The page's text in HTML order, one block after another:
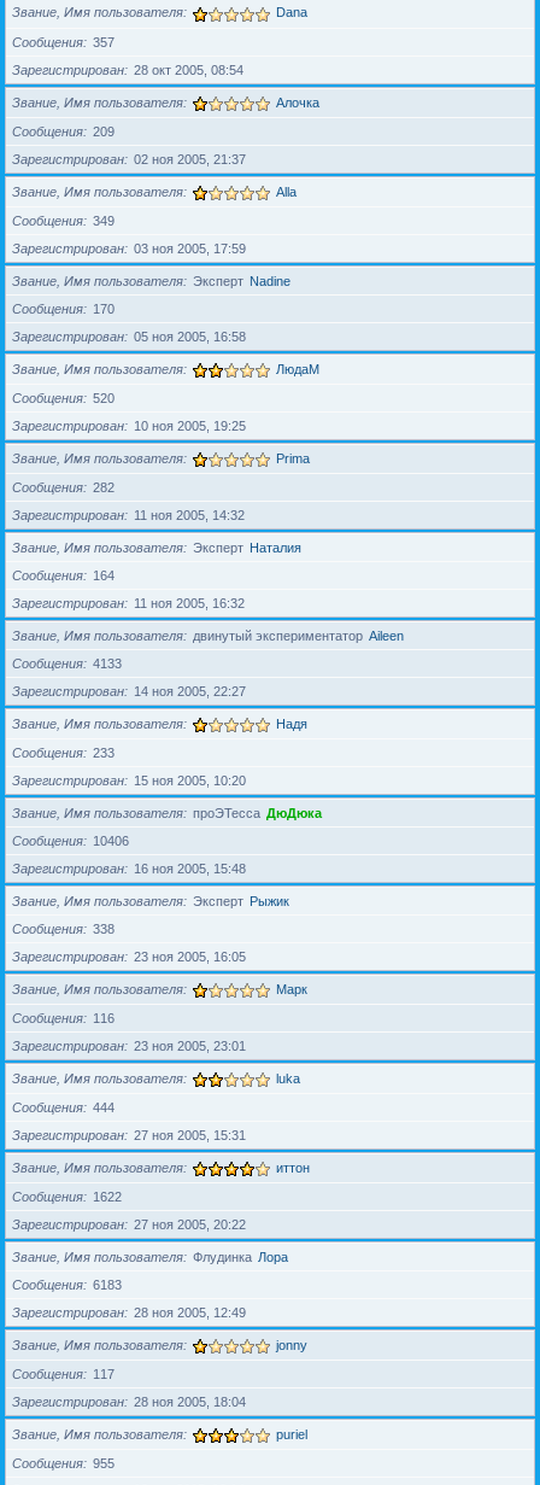
Звание, Имя пользователя Dana
Сообщения
357
Зарегистрирован
28 окт 2005, 08:54
Звание, Имя пользователя Алочка
Сообщения
209
Зарегистрирован
02 ноя 2005, 21:37
Звание, Имя пользователя Alla
Сообщения
349
Зарегистрирован
03 ноя 2005, 17:59
Звание, Имя пользователя Эксперт Nadine
Сообщения
170
Зарегистрирован
05 ноя 2005, 16:58
Звание, Имя пользователя ЛюдаМ
Сообщения
520
Зарегистрирован
10 ноя 2005, 19:25
Звание, Имя пользователя Prima
Сообщения
282
Зарегистрирован
11 ноя 2005, 14:32
Звание, Имя пользователя Эксперт Наталия
Сообщения
164
Зарегистрирован
11 ноя 2005, 16:32
Звание, Имя пользователя двинутый экспериментатор Aileen
Сообщения
4133
Зарегистрирован
14 ноя 2005, 22:27
Звание, Имя пользователя Надя
Сообщения
233
Зарегистрирован
15 ноя 2005, 10:20
Звание, Имя пользователя проЭТесса ДюДюка
Сообщения
10406
Зарегистрирован
16 ноя 2005, 15:48
Звание, Имя пользователя Эксперт Рыжик
Сообщения
338
Зарегистрирован
23 ноя 2005, 16:05
Звание, Имя пользователя Марк
Сообщения
116
Зарегистрирован
23 ноя 2005, 23:01
Звание, Имя пользователя luka
Сообщения
444
Зарегистрирован
27 ноя 2005, 15:31
Звание, Имя пользователя иттон
Сообщения
1622
Зарегистрирован
27 ноя 2005, 20:22
Звание, Имя пользователя Флудинка Лора
Сообщения
6183
Зарегистрирован
28 ноя 2005, 12:49
Звание, Имя пользователя jonny
Сообщения
117
Зарегистрирован
28 ноя 2005, 18:04
Звание, Имя пользователя puriel
Сообщения
955